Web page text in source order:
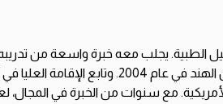
الطبية. يجلب معه خبرة واسعة من
الشمالية والمملكة المتحدة والهند. حصل الدكتور فينكات على درجة الدكتوراه
الأمريكية. مع سنوات من الخبرة في